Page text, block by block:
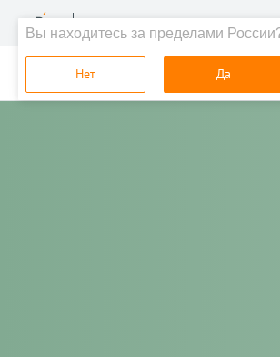
ЧАТЫ МАГАЗИН О
ПОИСК
Вы находитесь за пределами
Нет Да